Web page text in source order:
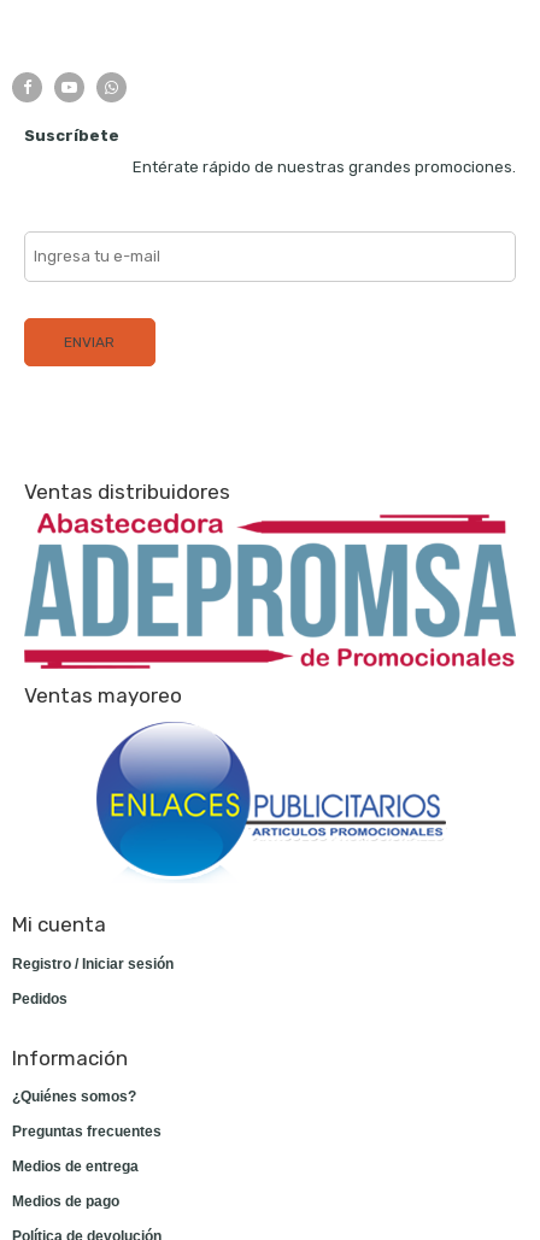
Suscríbete
Entérate rápido de nuestras grandes promociones.
Ventas distribuidores
Ventas mayoreo
Mi cuenta
Registro / Iniciar sesión
Pedidos
Información
¿Quiénes somos?
Preguntas frecuentes
Medios de entrega
Medios de pago